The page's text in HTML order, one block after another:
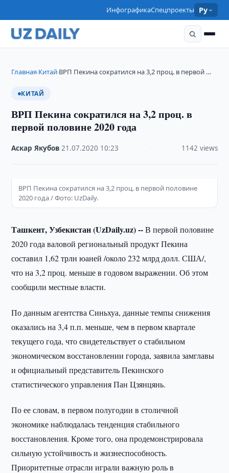
ИнфографикаСпецпроекты Ру
Главная›Китай›ВРП Пекина сократился на 3,2 проц. в первой …
КИТАЙ
ВРП Пекина сократился на 3,2 проц. в
первой половине 2020 года
Аскар Якубов ·21.07.2020 10:23 1142 views
ВРП Пекина сократился на 3,2 проц. в первой половине
2020 года / Фото: UzDaily.
Ташкент, Узбекистан (UzDaily.uz) --В первой половине
2020 года валовой региональный продукт Пекина
составил 1,62 трлн юаней /около 232 млрд долл. США/,
что на 3,2 проц. меньше в годовом выражении. Об этом
сообщили местные власти.
По данным агентства Синьхуа, данные темпы снижения
оказались на 3,4 п.п. меньше, чем в первом квартале
текущего года, что свидетельствует о стабильном
экономическом восстановлении города, заявила замглавы
и официальный представитель Пекинского
статистического управления Пан Цзянцянь.
По ее словам, в первом полугодии в столичной
экономике наблюдалась тенденция стабильного
восстановления. Кроме того, она продемонстрировала
сильную устойчивость и жизнеспособность.
Приоритетные отрасли играли важную роль в